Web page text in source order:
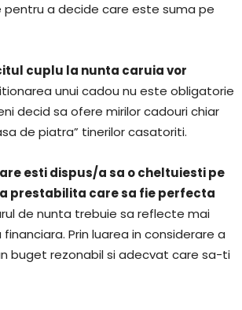
a decide care este suma pe
cuplu la nunta caruia vor
unui cadou nu este obligatorie
decid sa ofere mirilor cadouri chiar
de piatra” tinerilor casatoriti.
esti dispus/a sa o cheltuiesti pe
prestabilita care sa fie perfecta
de nunta trebuie sa reflecte mai
Prin luarea in considerare a
buget rezonabil si adecvat care sa-ti